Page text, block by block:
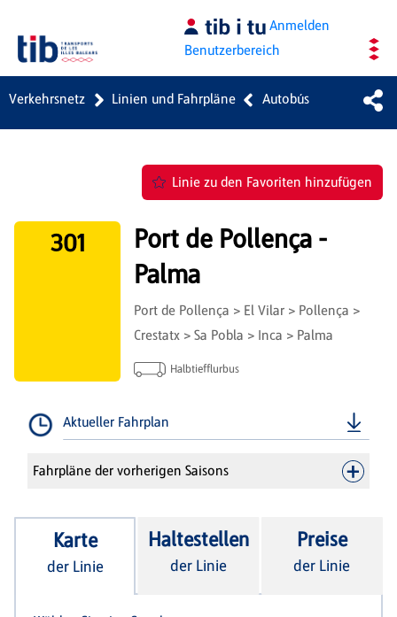
Anmelden
Benutzerbereich
Verkehrsnetz Linien und Fahrpläne Autobús
Linie zu den Favoriten hinzufügen
301
Port de Pollença -
Palma
Port de Pollença > El Vilar > Pollença >
Crestatx > Sa Pobla > Inca > Palma
Halbtiefflurbus
Aktueller Fahrplan
Fahrpläne der vorherigen Saisons
Karte
der Linie
Haltestellen
der Linie
Preise
der Linie